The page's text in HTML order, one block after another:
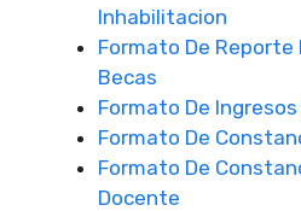
Inhabilitacion
Formato De Reporte
Becas
Formato De
Formato De
Formato De
Docente